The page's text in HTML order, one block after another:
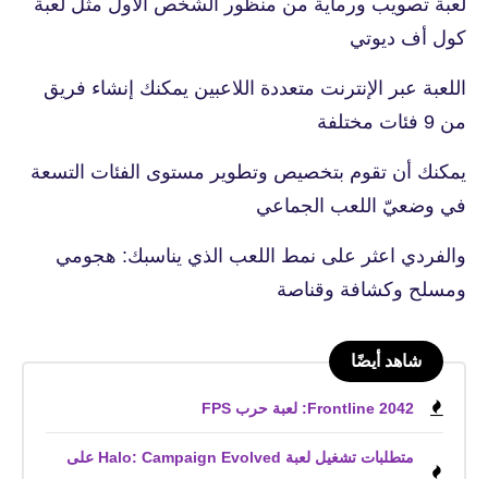
كول أف ديوتي
اللعبة عبر الإنترنت متعددة اللاعبين يمكنك إنشاء فريق
من 9 فئات مختلفة
يمكنك أن تقوم بتخصيص وتطوير مستوى الفئات التسعة
في وضعيّ اللعب الجماعي
والفردي اعثر على نمط اللعب الذي يناسبك: هجومي
ومسلح وكشافة وقناصة
شاهد أيضًا
Frontline 2042: لعبة حرب FPS
متطلبات تشغيل لعبة Halo: Campaign Evolved على